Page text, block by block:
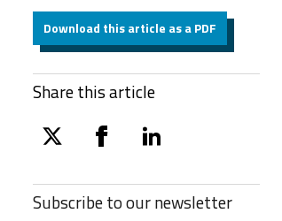
Download this article as a PDF
Share this article
twitter facebooklinkedin
Subscribe to ournewsletter